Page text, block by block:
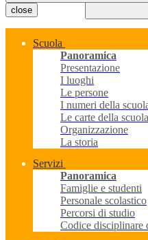
close
Scuola
Panoramica
Presentazione
I luoghi
Le persone
I numeri della
Le carte della scuola
Organizzazione
La storia
Servizi
Panoramica
Famiglie e studenti
Personale scolastico
Percorsi di studio
Codice disciplinare